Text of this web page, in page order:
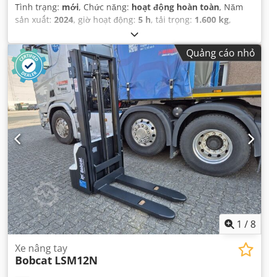
Tình trạng: mới, Chức năng: hoạt động hoàn toàn, Năm
sản xuất: 2024, giờ hoạt động: 5 h, tải trọng: 1.600 kg,
, nâng tự do:
nhiên liệu:điện, loại cột:triplex, chiều cao xây dựng:2.008
mm, chiều dài càng:1.150 mm
, trọng lượng không tải:
1.340 kg, tổng chiều dài:1.964 mm
, loại truyền động:
Elektro, chiều rộng xây dựng:820 mm,
Quảng cáo nhỏ
1 /8
Xe nâng tay
Bobcat LSM12N